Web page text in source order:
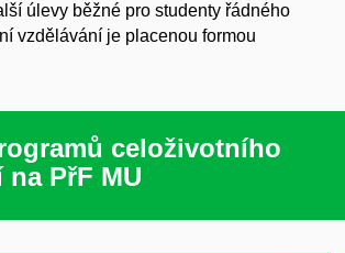
úlevy běžné pro studenty řádného
vzdělávání je placenou formou
celoživotního
PřF MU